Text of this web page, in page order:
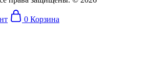
0 Корзина